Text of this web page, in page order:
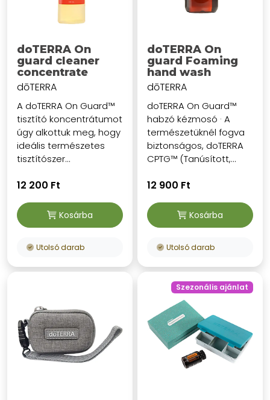
doTERRA On
guard cleaner
concentrate
dōTERRA
A doTERRA On Guard™
tisztító koncentrátumot
úgy alkottuk meg, hogy
ideális természetes
tisztítószer...
12 200 Ft
Kosárba
Utolsó darab
doTERRA On
guard Foaming
hand wash
dōTERRA
doTERRA On Guard™
habzó kézmosó · A
természetüknél fogva
biztonságos, doTERRA
CPTG™ (Tanúsított,...
12 900 Ft
Kosárba
Utolsó darab
Szezonális ajánlat